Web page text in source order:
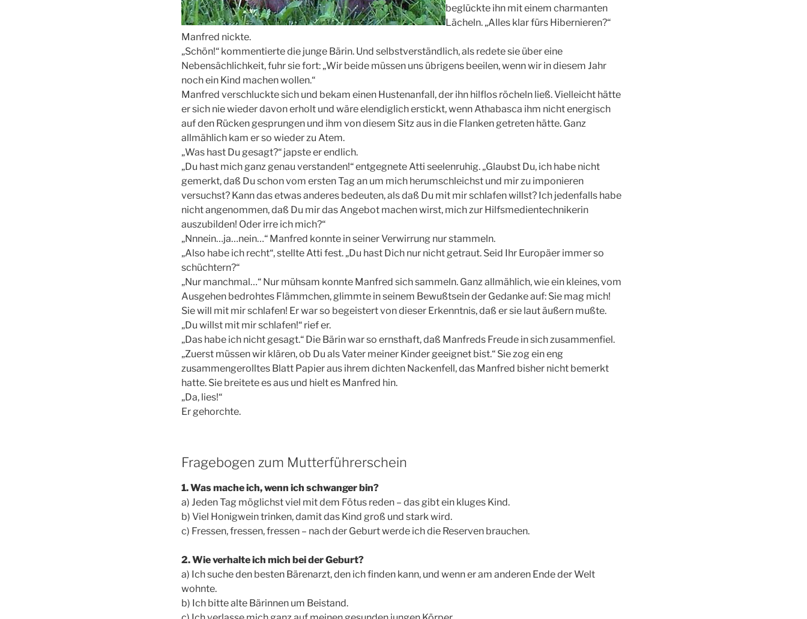
beglückte ihn mit einem charmanten
Lächeln. „Alles klar fürs Hibernieren?“
Manfred nickte.
„Schön!“ kommentierte die junge Bärin. Und selbstverständlich, als redete sie über eine
Nebensächlichkeit, fuhr sie fort: „Wir beide müssen uns übrigens beeilen, wenn wir in diesem Jahr
noch ein Kind machen wollen.“
Manfred verschluckte sich und bekam einen Hustenanfall, der ihn hilflos röcheln ließ. Vielleicht hätte
er sich nie wieder davon erholt und wäre elendiglich erstickt, wenn Athabasca ihm nicht energisch
auf den Rücken gesprungen und ihm von diesem Sitz aus in die Flanken getreten hätte. Ganz
allmählich kam er so wieder zu Atem.
„Was hast Du gesagt?“ japste er endlich.
„Du hast mich ganz genau verstanden!“ entgegnete Atti seelenruhig. „Glaubst Du, ich habe nicht
gemerkt, daß Du schon vom ersten Tag an um mich herumschleichst und mir zu imponieren
versuchst? Kann das etwas anderes bedeuten, als daß Du mit mir schlafen willst? Ich jedenfalls habe
nicht angenommen, daß Du mir das Angebot machen wirst, mich zur Hilfsmedientechnikerin
auszubilden! Oder irre ich mich?“
„Nnnein…ja…nein…“ Manfred konnte in seiner Verwirrung nur stammeln.
„Also habe ich recht“, stellte Atti fest. „Du hast Dich nur nicht getraut. Seid Ihr Europäer immer so
schüchtern?“
„Nur manchmal…“ Nur mühsam konnte Manfred sich sammeln. Ganz allmählich, wie ein kleines, vom
Ausgehen bedrohtes Flämmchen, glimmte in seinem Bewußtsein der Gedanke auf: Sie mag mich!
Sie will mit mir schlafen! Er war so begeistert von dieser Erkenntnis, daß er sie laut äußern mußte.
„Du willst mit mir schlafen!“ rief er.
„Das habe ich nicht gesagt.“ Die Bärin war so ernsthaft, daß Manfreds Freude in sich zusammenfiel.
„Zuerst müssen wir klären, ob Du als Vater meiner Kinder geeignet bist.“ Sie zog ein eng
zusammengerolltes Blatt Papier aus ihrem dichten Nackenfell, das Manfred bisher nicht bemerkt
hatte. Sie breitete es aus und hielt es Manfred hin.
„Da, lies!“
Er gehorchte.
Fragebogen zum Mutterführerschein
1. Was mache ich, wenn ich schwanger bin?
a) Jeden Tag möglichst viel mit dem Fötus reden – das gibt ein kluges Kind.
b) Viel Honigwein trinken, damit das Kind groß und stark wird.
c) Fressen, fressen, fressen – nach der Geburt werde ich die Reserven brauchen.
2. Wie verhalte ich mich bei der Geburt?
a) Ich suche den besten Bärenarzt, den ich finden kann, und wenn er am anderen Ende der Welt
wohnte.
b) Ich bitte alte Bärinnen um Beistand.